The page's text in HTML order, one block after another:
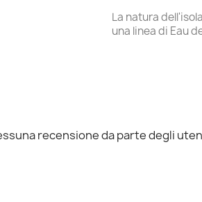
La natura
una linea di Eau
recensione da parte degli